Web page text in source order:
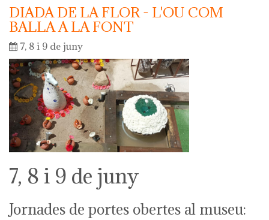
DIADA DE LA FLOR - L'OU COM
BALLA A LA FONT
7, 8 i 9 de juny
7, 8 i 9 de juny
Jornades de portes obertes al museu: